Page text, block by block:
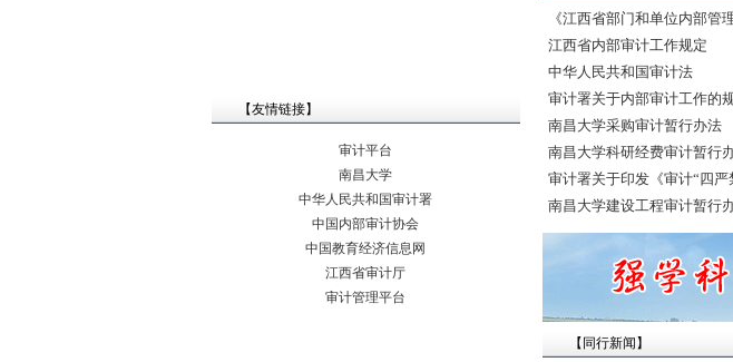
【友情链接】
审计平台
南昌大学
中华人民共和国审计署
中国内部审计协会
中国教育经济信息网
江西省审计厅
审计管理平台
《江西省部门和单位内部管
江西省内部审计工作规定
中华人民共和国审计法
审计署关于内部审计工作的
南昌大学采购审计暂行办法
南昌大学科研经费审计暂行
审计署关于印发《审计“四严
南昌大学建设工程审计暂行
【同行新闻】